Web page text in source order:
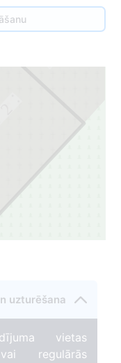
55
uzturēšana
vietas
regulārās